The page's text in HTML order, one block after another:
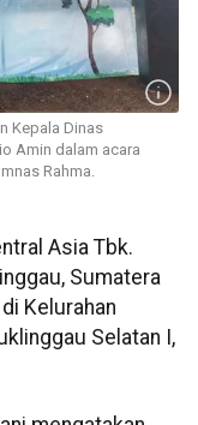
Kepala Dinas
Amin dalam acara
Rahma.
Asia Tbk.
Sumatera
Kelurahan
Selatan I,